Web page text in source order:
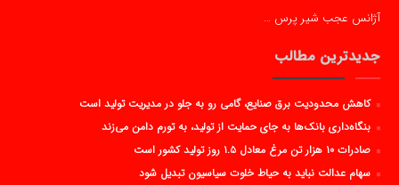
آژانس عجب شیر پرس …
جدیدترین مطالب
کاهش محدودیت برق صنایع، گامی رو به جلو در مدیریت تولید است
بنگاه‌داری بانک‌ها به جای حمایت از تولید، به تورم دامن می‌زند
صادرات ۱۰ هزار تن مرغ معادل ۱.۵ روز تولید کشور است
سهام عدالت نباید به حیاط خلوت سیاسیون تبدیل شود